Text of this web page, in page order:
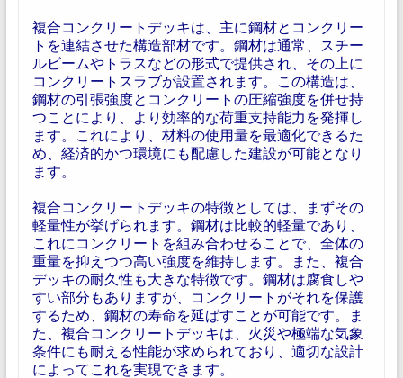
複合コンクリートデッキは、主に鋼材とコンクリー
トを連結させた構造部材です。鋼材は通常、スチー
ルビームやトラスなどの形式で提供され、その上に
コンクリートスラブが設置されます。この構造は、
鋼材の引張強度とコンクリートの圧縮強度を併せ持
つことにより、より効率的な荷重支持能力を発揮し
ます。これにより、材料の使用量を最適化できるた
め、経済的かつ環境にも配慮した建設が可能となり
ます。
複合コンクリートデッキの特徴としては、まずその
軽量性が挙げられます。鋼材は比較的軽量であり、
これにコンクリートを組み合わせることで、全体の
重量を抑えつつ高い強度を維持します。また、複合
デッキの耐久性も大きな特徴です。鋼材は腐食しや
すい部分もありますが、コンクリートがそれを保護
するため、鋼材の寿命を延ばすことが可能です。ま
た、複合コンクリートデッキは、火災や極端な気象
条件にも耐える性能が求められており、適切な設計
によってこれを実現できます。